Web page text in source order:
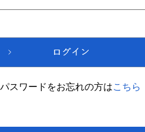
パスワードをお忘れの方はこちら